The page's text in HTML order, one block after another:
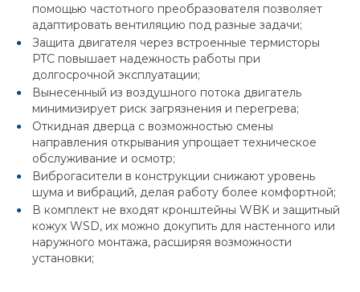
помощью частотного преобразователя позволяет
адаптировать вентиляцию под разные задачи;
Защита двигателя через встроенные термисторы
PTC повышает надежность работы при
долгосрочной эксплуатации;
Вынесенный из воздушного потока двигатель
минимизирует риск загрязнения и перегрева;
Откидная дверца с возможностью смены
направления открывания упрощает техническое
обслуживание и осмотр;
Виброгасители в конструкции снижают уровень
шума и вибраций, делая работу более комфортной;
В комплект не входят кронштейны WBK и защитный
кожух WSD, их можно докупить для настенного или
наружного монтажа, расширяя возможности
установки;